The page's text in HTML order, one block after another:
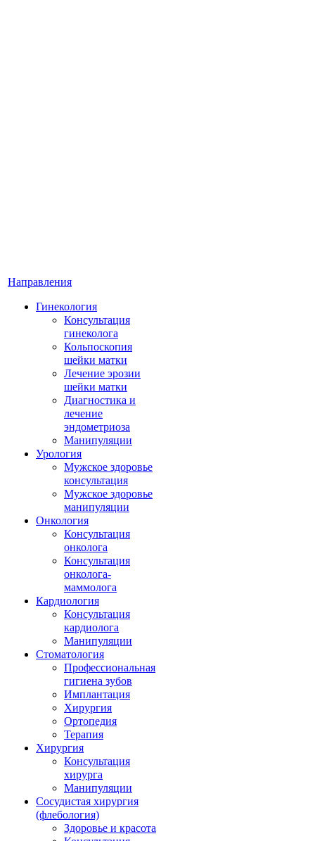
Направления
Гинекология
Консультация
гинеколога
Кольпоскопия
шейки матки
Лечение эрозии
шейки матки
Диагностика и
лечение
эндометриоза
Манипуляции
Урология
Мужское здоровье
консультация
Мужское здоровье
манипуляции
Онкология
Консультация
онколога
Консультация
онколога-
маммолога
Кардиология
Консультация
кардиолога
Манипуляции
Стоматология
Профессиональная
гигиена зубов
Имплантация
Хирургия
Ортопедия
Терапия
Хирургия
Консультация
хирурга
Манипуляции
Cосудистая хирургия
(флебология)
Здоровье и красота